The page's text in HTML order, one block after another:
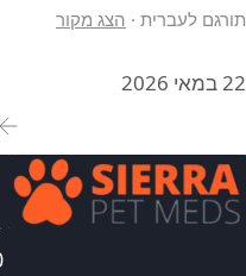
תורגם לעברית · הצג מקור
22 במאי 2026